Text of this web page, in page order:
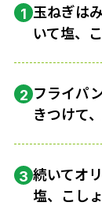
1 玉ねぎは
いて塩、
2 フライパ
きつけて
3 続いてオ
塩、こし